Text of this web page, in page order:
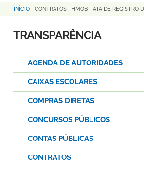
Trilha
de
INÍCIO - CONTRATOS - HMOB - ATA DE REGISTRO
TRANSPARÊNCIA
AGENDA DE AUTORIDADES
CAIXAS ESCOLARES
COMPRAS DIRETAS
CONCURSOS PÚBLICOS
CONTAS PÚBLICAS
CONTRATOS